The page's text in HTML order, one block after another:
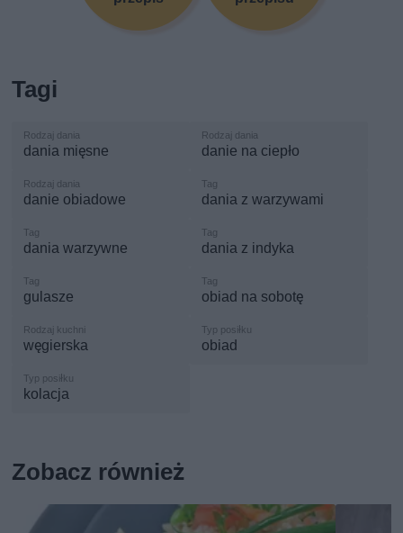
Tagi
dania mięsne danie na ciepło
danie obiadowe dania z warzywami
dania warzywne dania z indyka
gulasze obiad na sobotę
węgierska obiad
kolacja
Zobacz również